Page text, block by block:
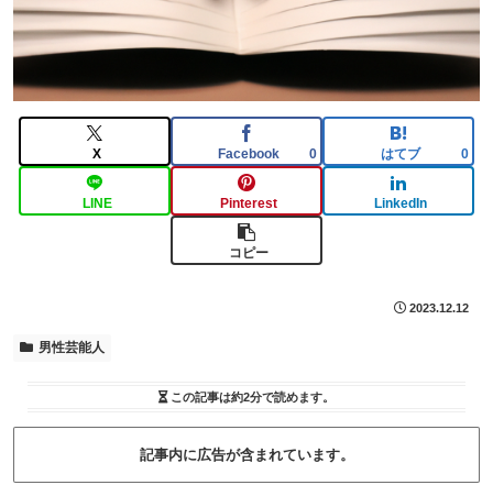
X Facebook 0 はてブ 0
LINE Pinterest LinkedIn
コピー
2023.12.12
男性芸能人
この記事は約2分で読めます。
記事内に広告が含まれています。